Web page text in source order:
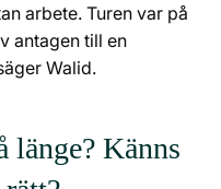
arbete. Turen var på
antagen till en
Walid.
länge? Känns